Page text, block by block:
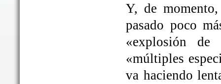
Y, de
pasado poco
«explosión
«múltiples
va haciendo